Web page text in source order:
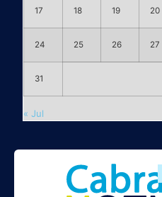
17 18 19 20
24 25 26 27
31
« Jul